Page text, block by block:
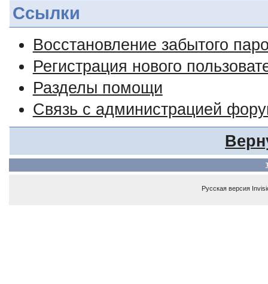
Ссылки
Восстановление забытого
Регистрация нового
Разделы помощи
Связь с администрацией
Русская версия